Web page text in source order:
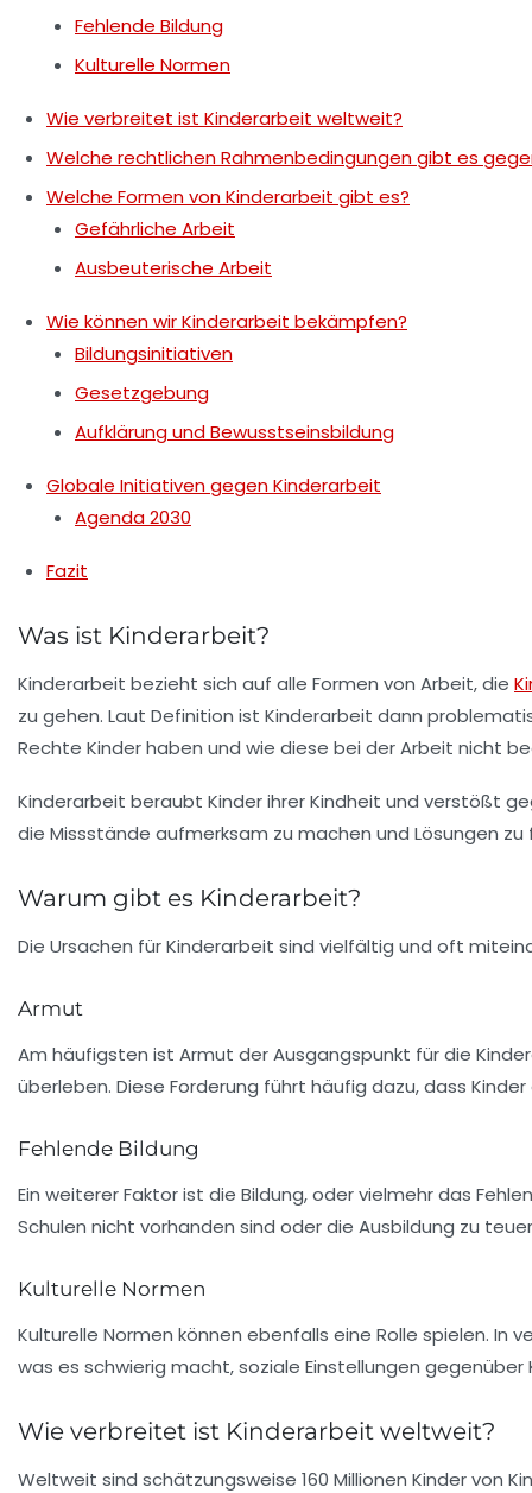
Fehlende Bildung
Kulturelle Normen
Wie verbreitet ist Kinderarbeit weltweit?
Welche rechtlichen Rahmenbedingungen gibt es
Welche Formen von Kinderarbeit gibt es?
Gefährliche Arbeit
Ausbeuterische Arbeit
Wie können wir Kinderarbeit bekämpfen?
Bildungsinitiativen
Gesetzgebung
Aufklärung und Bewusstseinsbildung
Globale Initiativen gegen Kinderarbeit
Agenda 2030
Fazit
Was ist Kinderarbeit?
Kinderarbeit bezieht sich auf alle Formen von Arbeit, die
zu gehen. Laut Definition ist Kinderarbeit dann
Rechte Kinder haben und wie diese bei der Arbeit nicht
Kinderarbeit beraubt Kinder ihrerKindheit und verstößt
die Missstände aufmerksam zu machen und Lösungen zu
Warum gibt es Kinderarbeit?
Die Ursachen fürKinderarbeit sind vielfältig und oft
Armut
Am häufigsten ist Armut der Ausgangspunkt für die
überleben. Diese Forderung führt häufig dazu, dass
Fehlende Bildung
Ein weiterer Faktor ist die Bildung, oder vielmehr das
Schulen nicht vorhanden sind oder die Ausbildung zu
Kulturelle Normen
Kulturelle Normen können ebenfalls eine Rolle spielen.
was es schwierig macht, soziale Einstellungen gegenüber
Wie verbreitet ist Kinderarbeit weltweit?
Weltweit sind schätzungsweise 160 Millionen Kinder von